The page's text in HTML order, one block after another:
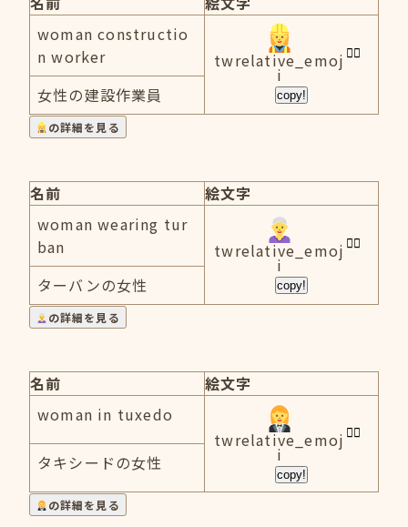
woman constructio
n worker
twrelative_emoj
i
copy!
女性の建設作業員
の詳細を見る
名前
絵文字
woman wearing tur
ban
twrelative_emoj
i
copy!
ターバンの女性
の詳細を見る
名前
絵文字
woman in tuxedo
twrelative_emoj
i
copy!
タキシードの女性
の詳細を見る